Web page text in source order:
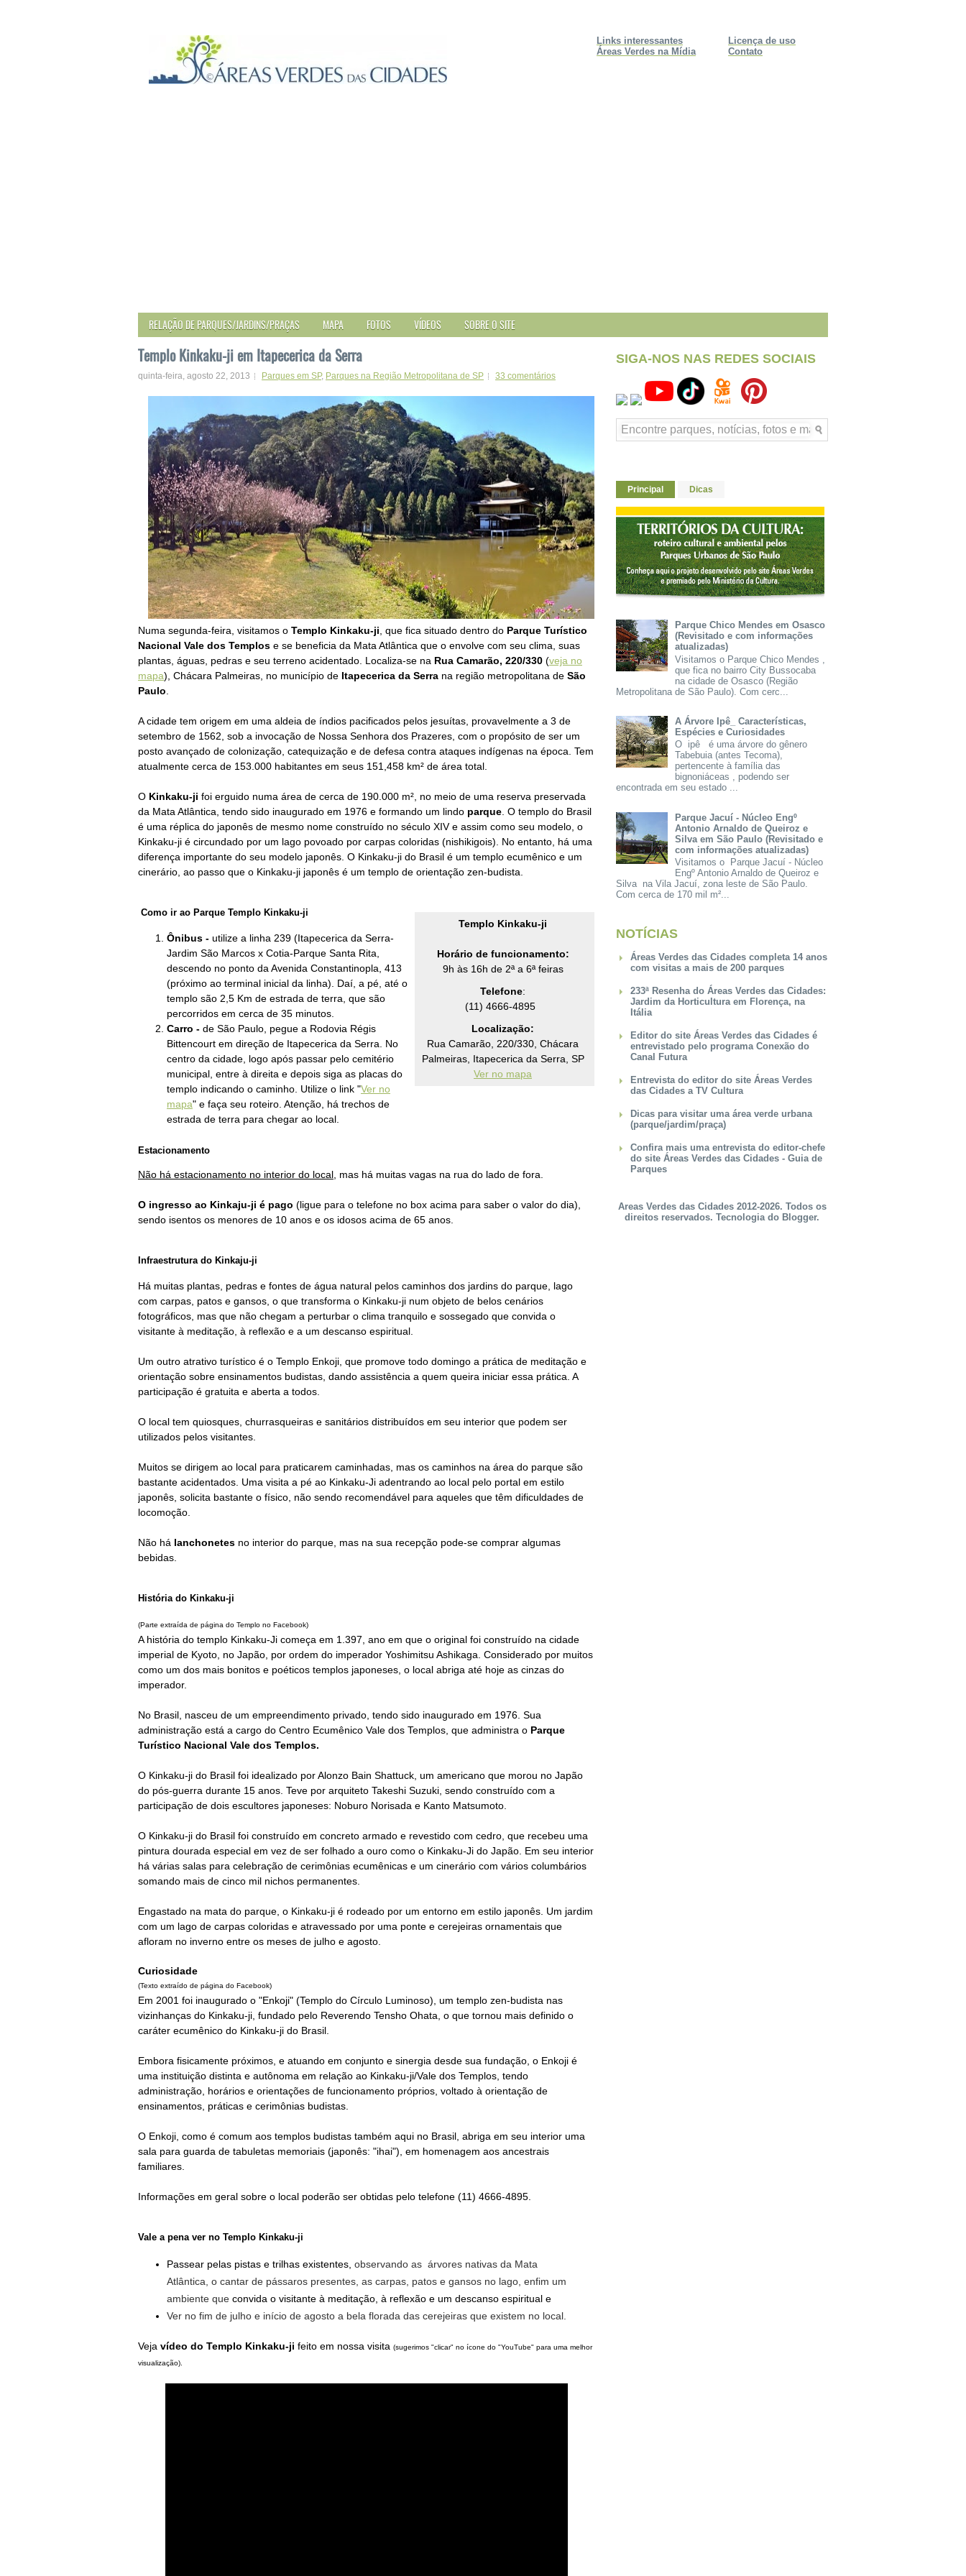
Licença de uso
Contato
Links interessantes
Áreas Verdes na Mídia
RELAÇÃO DE PARQUES/JARDINS/PRAÇAS MAPA FOTOS VÍDEOS SOBRE O SITE
Templo Kinkaku-ji em Itapecerica da Serra
quinta-feira, agosto 22, 2013 Parques em SP, Parques na Região Metropolitana de SP 33 comentários
Numa segunda-feira, visitamos o Templo Kinkaku-ji , que fica situado dentro do Parque Turístico
Nacional Vale dos Templos e se beneficia da Mata Atlântica que o envolve com seu clima, suas
plantas, águas, pedras e seu terreno acidentado. Localiza-se na Rua Camarão, 220/330 (veja no
mapa), Chácara Palmeiras, no município de Itapecerica da Serra na região metropolitana de São
Paulo
A cidade tem origem em uma aldeia de índios pacificados pelos jesuítas, provavelmente a 3 de
setembro de 1562, sob a invocação de Nossa Senhora dos Prazeres, com o propósito de ser um
posto avançado de colonização, catequização e de defesa contra ataques indígenas na época. Tem
atualmente cerca de 153.000 habitantes em seus 151,458 km² de área total.
O Kinkaku-ji foi erguido numa área de cerca de 190.000 m², no meio de uma reserva preservada
da Mata Atlântica, tendo sido inaugurado em 1976 e formando um lindo parque O templo do Brasil
é uma réplica do japonês de mesmo nome construído no século XIV e assim como seu modelo, o
Kinkaku-ji é circundado por um lago povoado por carpas coloridas (nishikigois). No entanto, há uma
diferença importante do seu modelo japonês. O Kinkaku-ji do Brasil é um templo ecumênico e um
cinerário, ao passo que o Kinkaku-ji japonês é um templo de orientação zen-budista.
Templo Kinkaku-ji
Horário de funcionamento:
9h às 16h de 2ª a 6ª feiras
Telefone:
(11) 4666-4895
Localização:
Rua Camarão, 220/330, Chácara
Palmeiras, Itapecerica da Serra, SP
Ver no mapa
Como ir ao Parque Templo Kinkaku-ji
Ônibus - utilize a linha 239 (Itapecerica da Serra-
Jardim São Marcos x Cotia-Parque Santa Rita,
descendo no ponto da Avenida Constantinopla, 413
(próximo ao terminal inicial da linha). Daí, a pé, até o
templo são 2,5 Km de estrada de terra, que são
percorridos em cerca de 35 minutos.
Carro - de São Paulo , pegue a Rodovia Régis
Bittencourt em direção de Itapecerica da Serra. No
centro da cidade, logo após passar pelo cemitério
municipal, entre à direita e depois siga as placas do
templo indicando o caminho. Utilize o link "Ver no
mapa" e faça seu roteiro. Atenção, há trechos de
estrada de terra para chegar ao local.
Estacionamento
Não há estacionamento no interior do local , mas há muitas vagas na rua do lado de fora.
O ingresso ao Kinkaju-ji é pago (ligue para o telefone no box acima para saber o valor do dia)
sendo isentos os menores de 10 anos e os idosos acima de 65 anos.
Infraestrutura do Kinkaju-ji
Há muitas plantas, pedras e fontes de água natural pelos caminhos dos jardins do parque, lago
com carpas, patos e gansos, o que transforma o Kinkaku-ji num objeto de belos cenários
fotográficos, mas que não chegam a perturbar o clima tranquilo e sossegado que convida o
visitante à meditação, à reflexão e a um descanso espiritual.
Um outro atrativo turístico é o Templo Enkoji, que promove todo domingo a prática de meditação e
orientação sobre ensinamentos budistas, dando assistência a quem queira iniciar essa prática. A
participação é gratuita e aberta a todos.
O local tem quiosques, churrasqueiras e sanitários distribuídos em seu interior que podem ser
utilizados pelos visitantes.
Muitos se dirigem ao local para praticarem caminhadas, mas os caminhos na área do parque são
bastante acidentados. Uma visita a pé ao Kinkaku-Ji adentrando ao local pelo portal em estilo
japonês, solicita bastante o físico, não sendo recomendável para aqueles que têm dificuldades de
locomoção.
Não há lanchonetes no interior do parque, mas na sua recepção pode-se comprar algumas
bebidas.
História do Kinkaku-ji
(Parte extraída de página do Templo no Facebook)
A história do templo Kinkaku-Ji começa em 1.397, ano em que o original foi construído na cidade
imperial de Kyoto, no Japão, por ordem do imperador Yoshimitsu Ashikaga. Considerado por muitos
como um dos mais bonitos e poéticos templos japoneses, o local abriga até hoje as cinzas do
imperador.
No Brasil, nasceu de um empreendimento privado, tendo sido inaugurado em 1976. Sua
administração está a cargo do Centro Ecumênico Vale dos Templos, que administra o Parque
Turístico Nacional Vale dos Templos.
O Kinkaku-ji do Brasil foi idealizado por Alonzo Bain Shattuck, um americano que morou no Japão
do pós-guerra durante 15 anos. Teve por arquiteto Takeshi Suzuki, sendo construído com a
participação de dois escultores japoneses: Noburo Norisada e Kanto Matsumoto.
O Kinkaku-ji do Brasil foi construído em concreto armado e revestido com cedro, que recebeu uma
pintura dourada especial em vez de ser folhado a ouro como o Kinkaku-Ji do Japão. Em seu interior
há várias salas para celebração de cerimônias ecumênicas e um cinerário com vários columbários
somando mais de cinco mil nichos permanentes.
Engastado na mata do parque, o Kinkaku-ji é rodeado por um entorno em estilo japonês. Um jardim
com um lago de carpas coloridas e atravessado por uma ponte e cerejeiras ornamentais que
afloram no inverno entre os meses de julho e agosto.
Curiosidade
(Texto extraído de página do Facebook)
Em 2001 foi inaugurado o "Enkoji" (Templo do Círculo Luminoso), um templo zen-budista nas
vizinhanças do Kinkaku-ji, fundado pelo Reverendo Tensho Ohata, o que tornou mais definido o
caráter ecumênico do Kinkaku-ji do Brasil.
Embora fisicamente próximos, e atuando em conjunto e sinergia desde sua fundação, o Enkoji é
uma instituição distinta e autônoma em relação ao Kinkaku-ji/Vale dos Templos, tendo
administração, horários e orientações de funcionamento próprios, voltado à orientação de
ensinamentos, práticas e cerimônias budistas.
O Enkoji, como é comum aos templos budistas também aqui no Brasil, abriga em seu interior uma
sala para guarda de tabuletas memoriais (japonês: "ihai"), em homenagem aos ancestrais
familiares.
Informações em geral sobre o local poderão ser obtidas pelo telefone (11) 4666-4895.
Vale a pena ver no Templo Kinkaku-ji
Passear pelas pistas e trilhas existentes, observando as árvores nativas da Mata
Atlântica, o cantar de pássaros presentes, as carpas, patos e gansos no lago, enfim um
ambiente que convida o visitante à meditação, à reflexão e um descanso espiritual e
Ver no fim de julho e início de agosto a bela florada das cerejeiras que existem no local.
Veja vídeo do Templo Kinkaku-ji feito em nossa visita (sugerimos "clicar" no ícone do "YouTube" para uma melhor
visualização).
SIGA-NOS NAS REDES SOCIAIS
Principal Dicas
Parque Chico Mendes em Osasco
(Revisitado e com informações
atualizadas)
Visitamos o Parque Chico Mendes ,
que fica no bairro City Bussocaba
na cidade de Osasco (Região
Metropolitana de São Paulo). Com cerc...
A Árvore Ipê_ Características,
Espécies e Curiosidades
O ipê é uma árvore do gênero
Tabebuia (antes Tecoma),
pertencente à família das
bignoniáceas , podendo ser
encontrada em seu estado ...
Parque Jacuí - Núcleo Engº
Antonio Arnaldo de Queiroz e
Silva em São Paulo (Revisitado e
com informações atualizadas)
Visitamos o Parque Jacuí - Núcleo
Engº Antonio Arnaldo de Queiroz e
Silva na Vila Jacuí, zona leste de São Paulo.
Com cerca de 170 mil m²...
NOTÍCIAS
Áreas Verdes das Cidades completa 14 anos
com visitas a mais de 200 parques
233ª Resenha do Áreas Verdes das Cidades:
Jardim da Horticultura em Florença, na
Itália
Editor do site Áreas Verdes das Cidades é
entrevistado pelo programa Conexão do
Canal Futura
Entrevista do editor do site Áreas Verdes
das Cidades a TV Cultura
Dicas para visitar uma área verde urbana
(parque/jardim/praça)
Confira mais uma entrevista do editor-chefe
do site Áreas Verdes das Cidades - Guia de
Parques
Areas Verdes das Cidades 2012-2026. Todos os
direitos reservados. Tecnologia do Blogger.